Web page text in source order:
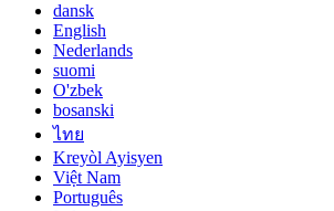
dansk
English
Nederlands
suomi
O'zbek
bosanski
ไทย
Kreyòl Ayisyen
Việt Nam
Português